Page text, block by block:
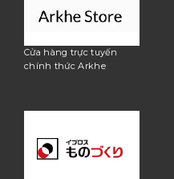
Cửa hàng trực tuyến
chính thức Arkhe